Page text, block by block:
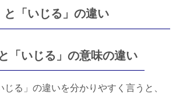
と「いじる」の違い
「いじる」の意味の違い
じる」の違いを分かりやすく言うと、